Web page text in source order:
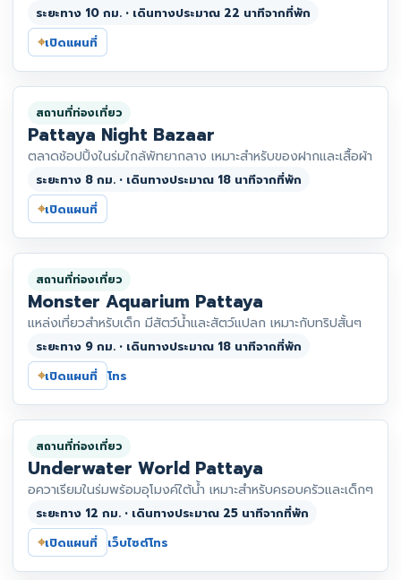
ระยะทาง 10 กม. • เดินทางประมาณ 22 นาทีจากที่พัก
⌖เปิดแผนที่
สถานที่ท่องเที่ยว
Pattaya Night Bazaar
ตลาดช้อปปิ้งในร่มใกล้พัทยากลาง เหมาะสำหรับของฝากและเสื้อผ้า
ระยะทาง 8 กม. • เดินทางประมาณ 18 นาทีจากที่พัก
⌖เปิดแผนที่
สถานที่ท่องเที่ยว
Monster Aquarium Pattaya
แหล่งเที่ยวสำหรับเด็ก มีสัตว์น้ำและสัตว์แปลก เหมาะกับทริปสั้นๆ
ระยะทาง 9 กม. • เดินทางประมาณ 18 นาทีจากที่พัก
⌖เปิดแผนที่ โทร
สถานที่ท่องเที่ยว
Underwater World Pattaya
อควาเรียมในร่มพร้อมอุโมงค์ใต้น้ำ เหมาะสำหรับครอบครัวและเด็กๆ
ระยะทาง 12 กม. • เดินทางประมาณ 25 นาทีจากที่พัก
⌖เปิดแผนที่ เว็บไซต์โทร